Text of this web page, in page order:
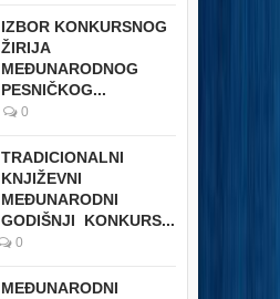
IZBOR KONKURSNOG
ŽIRIJA
MEĐUNARODNOG
PESNIČKOG...
0
TRADICIONALNI
KNJIŽEVNI
MEĐUNARODNI
GODIŠNJI KONKURS...
0
MEĐUNARODNI